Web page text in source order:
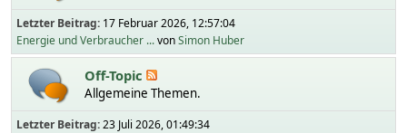
Letzter Beitrag: 17 Februar 2026, 12:57:04
Energie und Verbraucher ...vonSimon Huber
Off-Topic
Allgemeine Themen.
Letzter Beitrag:23 Juli 2026, 01:49:34